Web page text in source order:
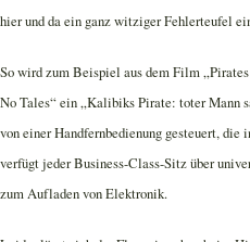
hier und da ein ganz witziger Fehlerteufel
So wird zum Beispiel aus dem Film
No Tales“ ein „Kalibiks Pirate: toter Mann
von einer Handfernbedienung gesteuert,
verfügt jeder Business-Class-Sitz über
zum Aufladen von Elektronik.